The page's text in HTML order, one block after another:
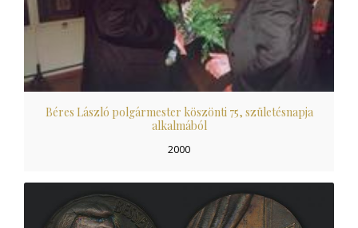
Béres László polgármester köszönti 75, születésnapja
alkalmából
2000